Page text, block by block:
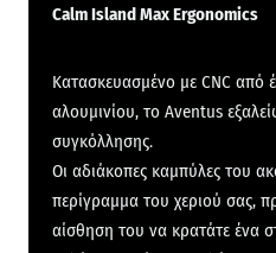
Calm Island Max Ergonomics
Κατασκευασμένο με CNC από
αλουμινίου, το Aventus
συγκόλλησης.
Οι αδιάκοπες καμπύλες του
περίγραμμα του χεριού σας,
αίσθηση του να κρατάτε ένα